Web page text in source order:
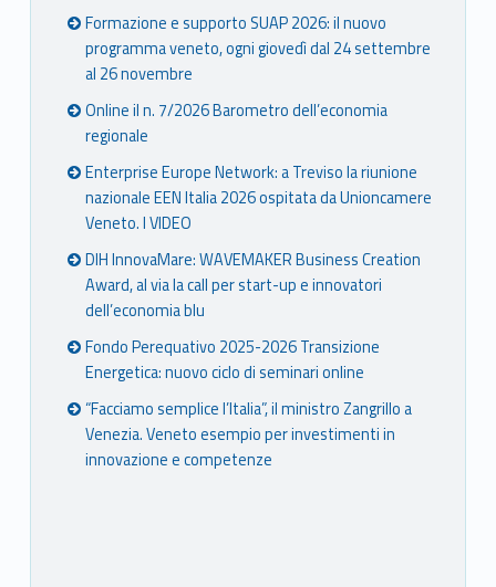
Formazione e supporto SUAP 2026: il nuovo
programma veneto, ogni giovedì dal 24 settembre
al 26 novembre
Online il n. 7/2026 Barometro dell’economia
regionale
Enterprise Europe Network: a Treviso la riunione
nazionale EEN Italia 2026 ospitata da Unioncamere
Veneto. I VIDEO
DIH InnovaMare: WAVEMAKER Business Creation
Award, al via la call per start-up e innovatori
dell’economia blu
Fondo Perequativo 2025-2026 Transizione
Energetica: nuovo ciclo di seminari online
“Facciamo semplice l’Italia”, il ministro Zangrillo a
Venezia. Veneto esempio per investimenti in
innovazione e competenze